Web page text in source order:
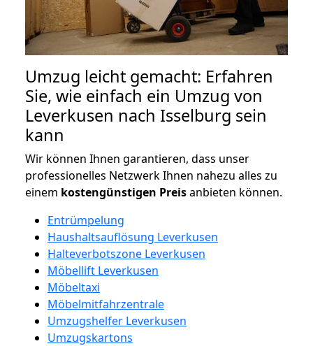
Umzug leicht gemacht: Erfahren
Sie, wie einfach ein Umzug von
Leverkusen nach Isselburg sein
kann
Wir können Ihnen garantieren, dass unser
professionelles Netzwerk Ihnen nahezu alles zu
einem kostengünstigen Preisanbieten können.
Entrümpelung
Haushaltsauflösung Leverkusen
Halteverbotszone Leverkusen
Möbellift Leverkusen
Möbeltaxi
Möbelmitfahrzentrale
Umzugshelfer Leverkusen
Umzugskartons